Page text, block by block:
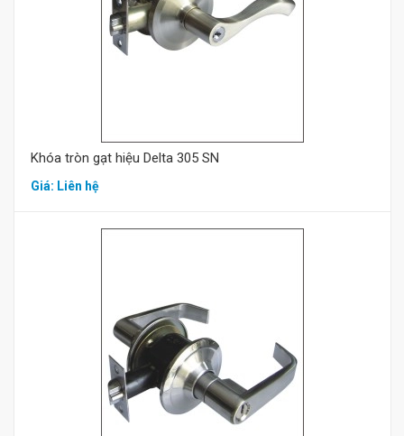
Mua hàng
Khóa tròn gạt hiệu Delta 305 SN
Giá: Liên hệ
Mua hàng